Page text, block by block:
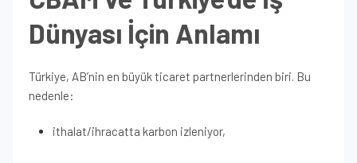
Dünyası İçin Anlamı
Türkiye, AB’nin en büyük ticaret partnerlerinden biri. Bu
nedenle:
ithalat/ihracatta karbon izleniyor,